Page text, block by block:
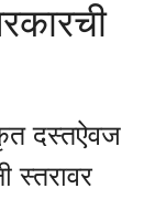
दस्तऐवज
स्तरावर